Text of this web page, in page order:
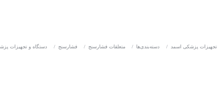
تجهیزات پزشکی اسمد / دسته‌بندی‌ها / متعلقات فشارسنج / فشارسنج / دستگاه و تجهیزات